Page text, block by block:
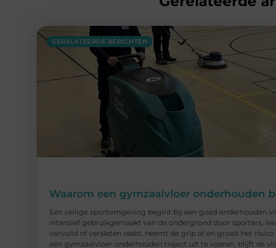
GERELATEERDE BERICHTEN
Waarom een gymzaalvloer onderhouden
Een veilige sportomgeving begint bij een goed onderhouden
intensief gebruikgemaakt van de ondergrond door sporters,
vervuild of versleten raakt, neemt de grip af en groeit het
een gymzaalvloer onderhouden traject uit te voeren, blijft de